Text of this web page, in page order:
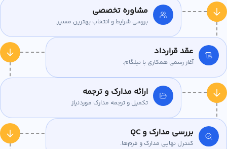
مشاوره تخصصی
بررسی شرایط و انتخاب بهترین مسیر.
عقد قرارداد
آغاز رسمی همکاری با نیلگام.
ارائه مدارک و ترجمه
تکمیل و ترجمه مدارک موردنیاز.
بررسی مدارک و QC
کنترل نهایی مدارک و فرم‌ها.